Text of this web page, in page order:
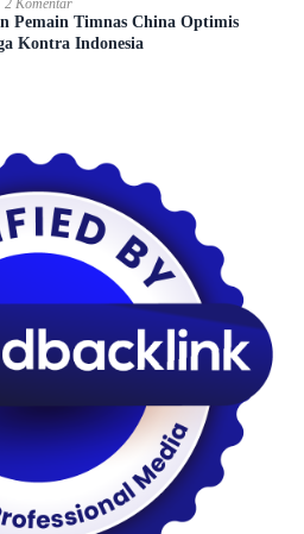
2 Komentar
Pemain Timnas China Optimis
Kontra Indonesia